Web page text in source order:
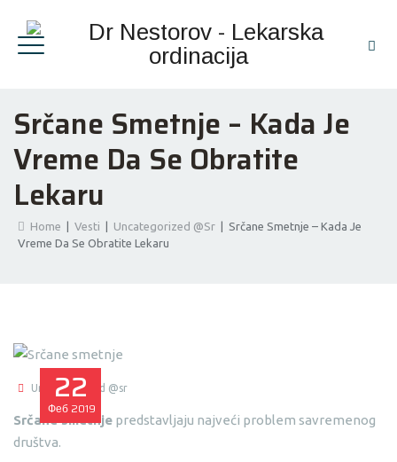
Srčane Smetnje – Kada Je
Vreme Da Se Obratite
Lekaru
Home Vesti Uncategorized @sr
Srčane Smetnje – Kada Je
Vreme Da Se Obratite Lekaru
22
Феб 2019
Uncategorized @sr
Srčane smetnje predstavljaju najveći problem savremenog
društva.